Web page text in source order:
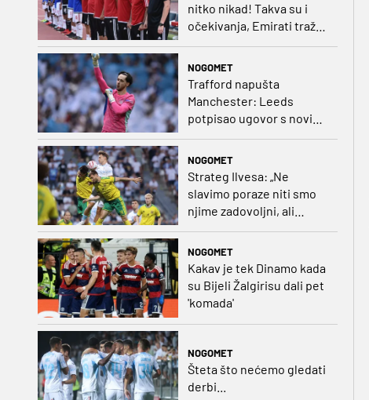
nitko nikad! Takva su i
očekivanja, Emirati traže
i veliki rezultat!“
NOGOMET
Trafford napušta
Manchester: Leeds
potpisao ugovor s novim
golmanom i oborio
NOGOMET
Strateg Ilvesa: „Ne
slavimo poraze niti smo
njime zadovoljni, ali
NOGOMET
Kakav je tek Dinamo kada
su Bijeli Žalgirisu dali pet
'komada'
NOGOMET
Šteta što nećemo gledati
derbi...